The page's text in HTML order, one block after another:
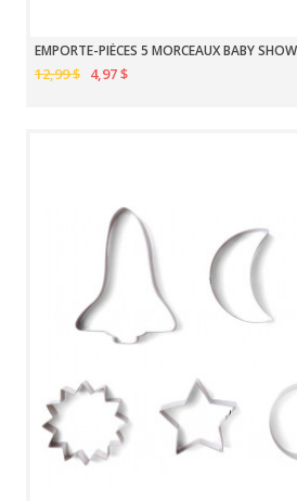
EMPORTE-PIÈCES 5 MORCEAUX BABY
12,99 $ 4,97 $